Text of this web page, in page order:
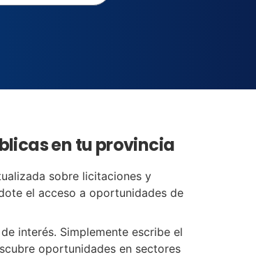
en tu provincia
sobre licitaciones y
el acceso a oportunidades de
interés. Simplemente escribe el
oportunidades en sectores